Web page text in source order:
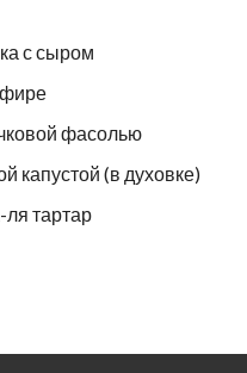
с сыром
фасолью
капустой (в духовке)
тартар